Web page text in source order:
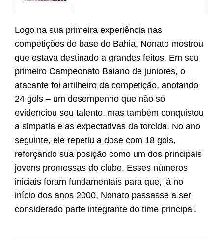
Logo na sua primeira experiência nas
competições de base do Bahia, Nonato mostrou
que estava destinado a grandes feitos. Em seu
primeiro Campeonato Baiano de juniores, o
atacante foi artilheiro da competição, anotando
24 gols – um desempenho que não só
evidenciou seu talento, mas também conquistou
a simpatia e as expectativas da torcida. No ano
seguinte, ele repetiu a dose com 18 gols,
reforçando sua posição como um dos principais
jovens promessas do clube. Esses números
iniciais foram fundamentais para que, já no
início dos anos 2000, Nonato passasse a ser
considerado parte integrante do time principal.